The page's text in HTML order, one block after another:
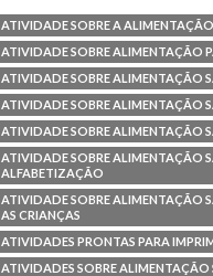
ATIVIDADE SOBRE A
ATIVIDADE SOBRE ALIMENTAÇÃO
ATIVIDADE SOBRE ALIMENTAÇÃO
ATIVIDADE SOBRE ALIMENTAÇÃO
ATIVIDADE SOBRE ALIMENTAÇÃO
ATIVIDADE SOBRE ALIMENTAÇÃO
ALFABETIZAÇÃO
ATIVIDADE SOBRE ALIMENTAÇÃO
AS CRIANÇAS
ATIVIDADES PRONTAS PARA
ATIVIDADES SOBRE ALIMENTAÇÃO